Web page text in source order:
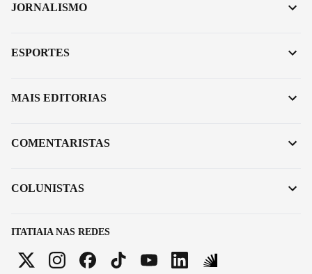
ITATIAIA NAS REDES
JORNALISMO
ESPORTES
MAIS EDITORIAS
COMENTARISTAS
COLUNISTAS